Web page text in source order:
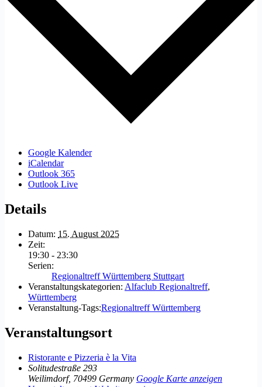
Google Kalender
iCalendar
Outlook 365
Outlook Live
Details
Datum: 15. August 2025
Zeit:
19:30 - 23:30
Serien:
Regionaltreff Württemberg Stuttgart
Veranstaltungskategorien: Alfaclub Regionaltreff,
Württemberg
Veranstaltung-Tags:Regionaltreff Württemberg
Veranstaltungsort
Ristorante e Pizzeria è la Vita
Solitudestraße 293
Weilimdorf, 70499 Germany Google Karte anzeigen